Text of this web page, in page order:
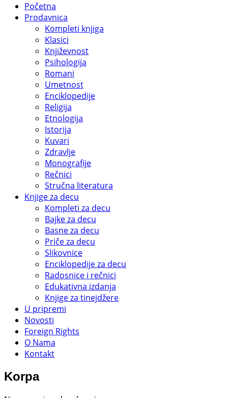
Početna
Prodavnica
Kompleti knjiga
Klasici
Književnost
Psihologija
Romani
Umetnost
Enciklopedije
Religija
Etnologija
Istorija
Kuvari
Zdravlje
Monografije
Rečnici
Stručna literatura
Knjige za decu
Kompleti za decu
Bajke za decu
Basne za decu
Priče za decu
Slikovnice
Enciklopedije za decu
Radosnice i rečnici
Edukativna izdanja
Knjige za tinejdžere
U pripremi
Novosti
Foreign Rights
O Nama
Kontakt
Korpa